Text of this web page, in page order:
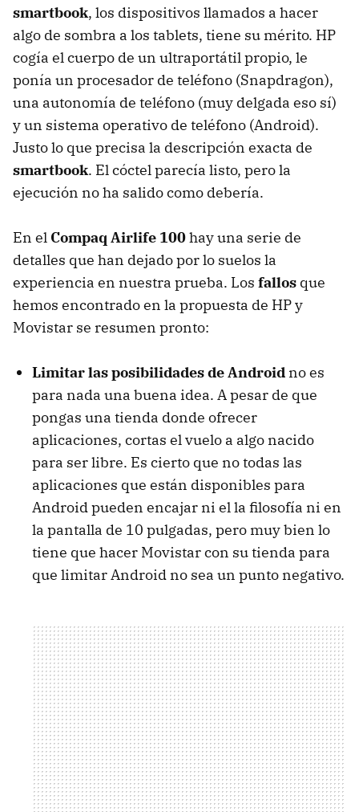
smartbook, los dispositivos llamados a hacer
algo de sombra a los tablets, tiene su mérito. HP
cogía el cuerpo de un ultraportátil propio, le
ponía un procesador de teléfono (Snapdragon),
una autonomía de teléfono (muy delgada eso sí)
y un sistema operativo de teléfono (Android).
Justo lo que precisa la descripción exacta de
smartbook. El cóctel parecía listo, pero la
ejecución no ha salido como debería.
En el Compaq Airlife 100hay una serie de
detalles que han dejado por lo suelos la
experiencia en nuestra prueba. Los fallos que
hemos encontrado en la propuesta de HP y
Movistar se resumen pronto:
Limitar las posibilidades de Android no es
para nada una buena idea. A pesar de que
pongas una tienda donde ofrecer
aplicaciones, cortas el vuelo a algo nacido
para ser libre. Es cierto que no todas las
aplicaciones que están disponibles para
Android pueden encajar ni el la filosofía ni en
la pantalla de 10 pulgadas, pero muy bien lo
tiene que hacer Movistar con su tienda para
que limitar Android no sea un punto negativo.